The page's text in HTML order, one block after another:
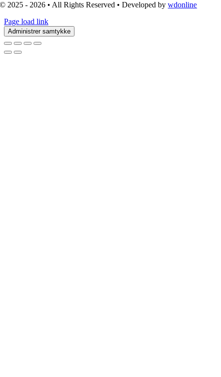
© 2025 - 2026 • All Rights Reserved • Developed bywdonline
Page load link
Administrer samtykke